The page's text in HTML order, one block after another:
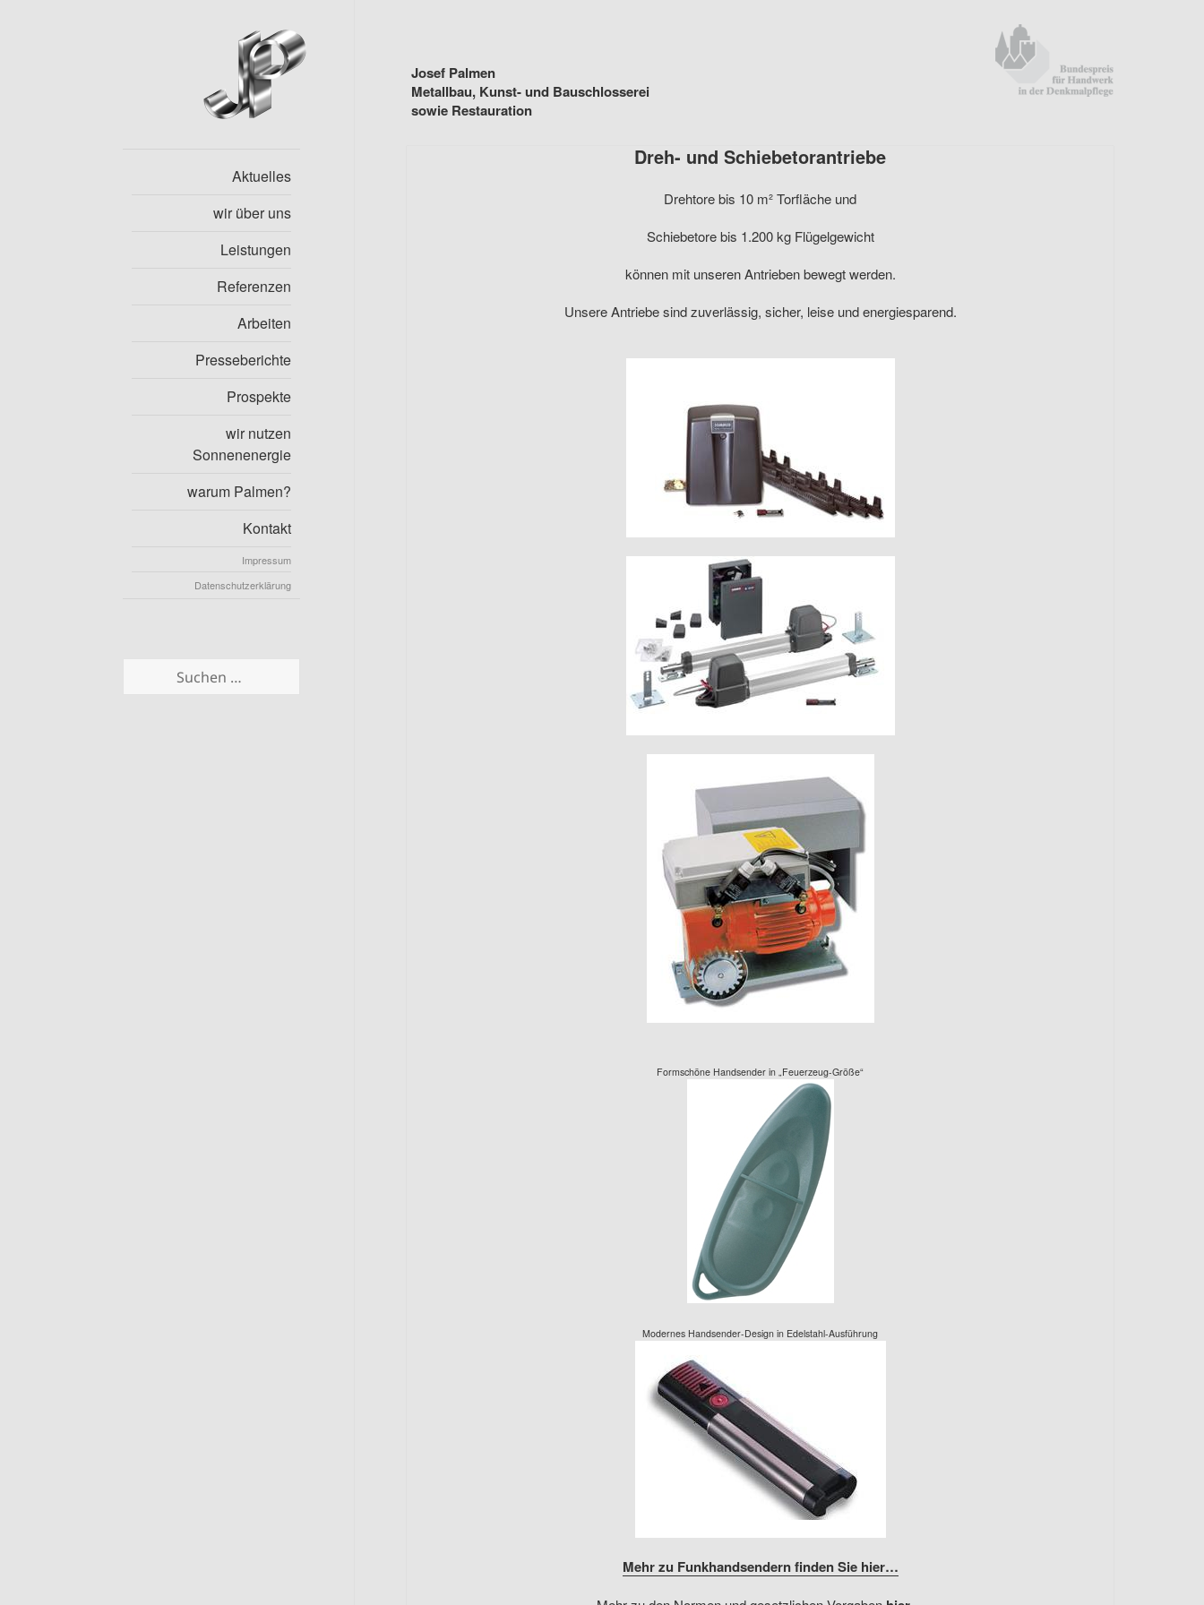
Aktuelles
wir über uns
Leistungen
Referenzen
Arbeiten
Presseberichte
Prospekte
wir nutzen
Sonnenenergie
warum Palmen?
Kontakt
Impressum
Datenschutzerklärung
Josef Palmen
Metallbau, Kunst- und Bauschlosserei
sowie Restauration
Dreh- und Schiebetorantriebe
Drehtore bis 10 m² Torfläche und
Schiebetore bis 1.200 kg Flügelgewicht
können mit unseren Antrieben bewegt werden.
Unsere Antriebe sind zuverlässig, sicher, leise und energiesparend.
Formschöne Handsender in „Feuerzeug-Größe“
Modernes Handsender-Design in Edelstahl-Ausführung
Mehr zu Funkhandsendern finden Sie hier…